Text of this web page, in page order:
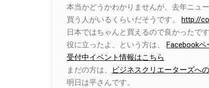
本当かどうかわかりませんが、去年ニュ
買う人がいるくらいだそうです。
http://
日本ではちゃんと買えるので良かったで
役に立ったよ、という方は、
Facebook
受付中イベント情報はこちら
まだの方は、
ビジネスクリエーターズへ
明日は平さんです。